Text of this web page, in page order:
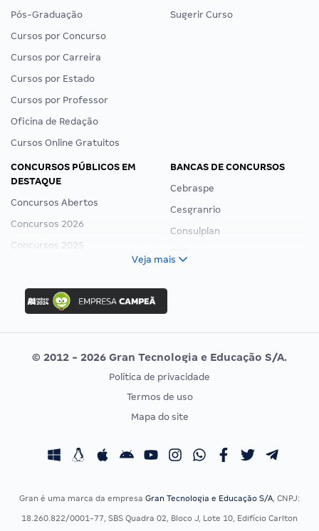
Pós-Graduação
Cursos por Concurso
Cursos por Carreira
Cursos por Estado
Cursos por Professor
Oficina de Redação
Cursos Online Gratuitos
Sugerir Curso
CONCURSOS PÚBLICOS EM
DESTAQUE
Concursos Abertos
Concursos 2026
Concursos 2025
Concurso Ibama
Concurso MPU
Editais publicados
BANCAS DE CONCURSOS
Cebraspe
Cesgranrio
Consulplan
Vunesp
CONCURSOS POR PROFISSÃO
Concursos Fiscais
EXAME DE ORDEM
Calendário OAB
Veja mais
© 2012 - 2026 Gran Tecnologia e Educação S/A.
Política de privacidade
Termos de uso
Mapa do site
Gran é uma marca da empresa Gran Tecnologia e Educação S/A, CNPJ:
18.260.822/0001-77, SBS Quadra 02, Bloco J, Lote 10, Edifício Carlton